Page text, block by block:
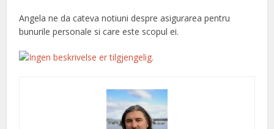
Angela ne da cateva notiuni despre asigurarea pentru
bunurile personale si care este scopul ei.